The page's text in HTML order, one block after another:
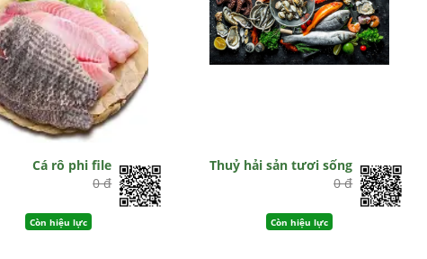
Cá rô phi file
0 đ
Còn hiệu lực
Thuỷ hải sản tươi sống
0 đ
Còn hiệu lực